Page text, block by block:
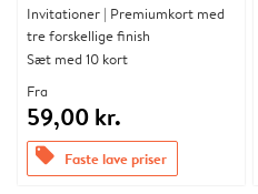
Invitationer | Premiumkort med
tre forskellige finish
Sæt med 10 kort
Fra
59,00 kr.
offers Faste lave priser